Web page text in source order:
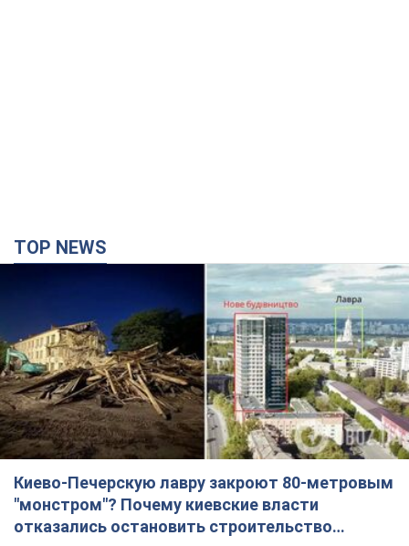
TOP NEWS
Киево-Печерскую лавру закроют 80-метровым
"монстром"? Почему киевские власти
отказались остановить строительство